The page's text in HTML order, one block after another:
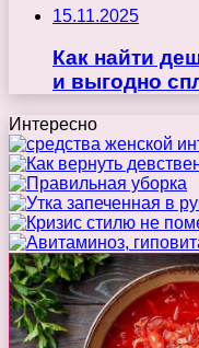
15.11.2025
Как найти
и выгодно
Интересно